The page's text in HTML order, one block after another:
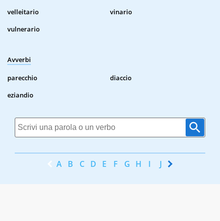
velleitario
vinario
vulnerario
Avverbi
parecchio
diaccio
eziandio
A B C D E F G H I J K